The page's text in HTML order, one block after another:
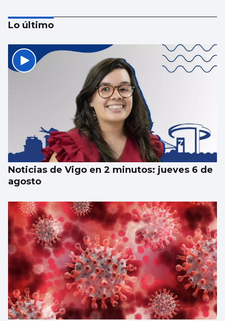
Colas para el último concierto de Castrelos
Lo último
Noticias de Vigo en 2 minutos: jueves 6 de
agosto